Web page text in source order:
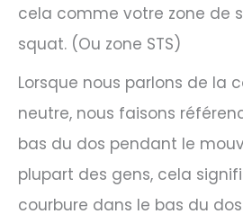
cela comme votre zone de
squat. (Ou zone STS)
Lorsque nous parlons de la
neutre, nous faisons
bas du dos pendant le
plupart des gens, cela
courbure dans le bas du